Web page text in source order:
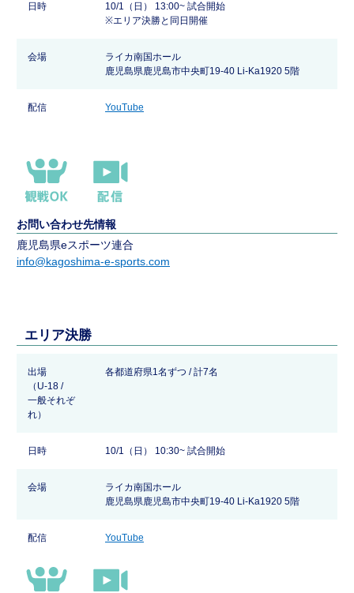
日時
10/1（日） 13:00~ 試合開始
※エリア決勝と同日開催
会場
ライカ南国ホール
鹿児島県鹿児島市中央町19-40 Li-Ka1920 5階
配信 YouTube
お問い合わせ先情報
鹿児島県eスポーツ連合
info@kagoshima-e-sports.com
エリア決勝
出場
（U-18 /
一般それぞ
れ）
各都道府県1名ずつ / 計7名
日時 10/1（日） 10:30~ 試合開始
会場
ライカ南国ホール
鹿児島県鹿児島市中央町19-40 Li-Ka1920 5階
配信 YouTube